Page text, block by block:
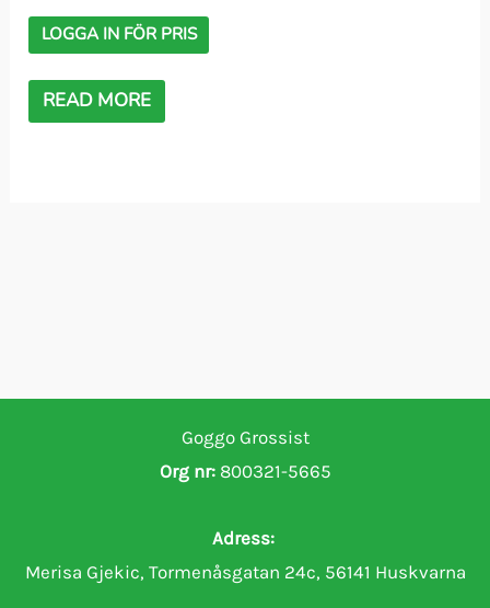
LOGGA IN FÖR PRIS
READ MORE
Goggo Grossist
Org nr:800321-5665
Adress:
Merisa Gjekic, Tormenåsgatan 24c, 56141 Huskvarna